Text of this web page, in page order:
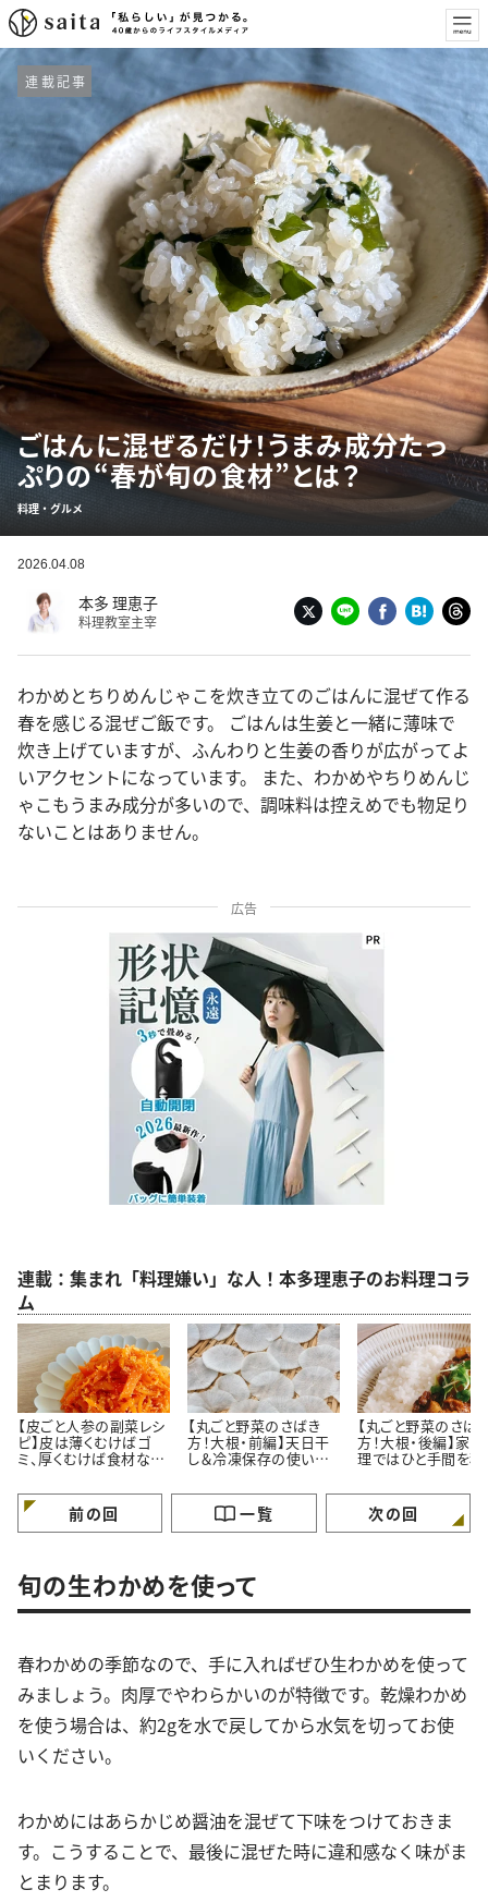
連載記事
ごはんに混ぜるだけ！うまみ成分たっ
ぷりの“春が旬の食材”とは？
料理・グルメ
2026.04.08
本多 理恵子
料理教室主宰
わかめとちりめんじゃこを炊き立てのごはんに混ぜて作る
春を感じる混ぜご飯です。 ごはんは生姜と一緒に薄味で
炊き上げていますが、ふんわりと生姜の香りが広がってよ
いアクセントになっています。 また、わかめやちりめんじ
ゃこもうまみ成分が多いので、調味料は控えめでも物足り
ないことはありません。
広告
連載：集まれ「料理嫌い」な人！本多理恵子のお料理コラ
ム
【皮ごと人参の副菜レシ
ピ】皮は薄くむけばゴ
ミ、厚くむけば食材なん
のお手軽レシピ
【丸ごと野菜のさばき
方！大根・前編】天日干
し＆冷凍保存の使い切
んのお手軽レシピ
【丸ごと野菜のさば
方！大根・後編】家
理ではひと手間を
子さんのお手軽レシ
前の回 一覧 次の回
旬の生わかめを使って
春わかめの季節なので、手に入ればぜひ生わかめを使って
みましょう。肉厚でやわらかいのが特徴です。乾燥わかめ
を使う場合は、約2gを水で戻してから水気を切ってお使
いください。
わかめにはあらかじめ醤油を混ぜて下味をつけておきま
す。こうすることで、最後に混ぜた時に違和感なく味がま
とまります。